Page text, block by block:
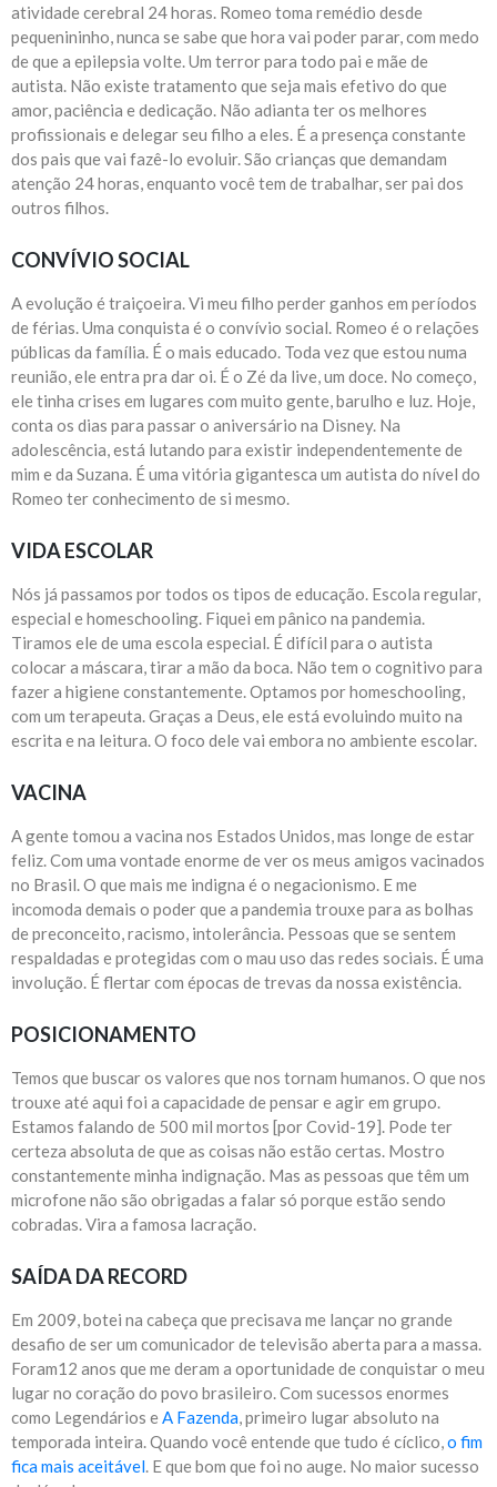
atividade cerebral 24 horas. Romeo toma remédio desde
pequenininho, nunca se sabe que hora vai poder parar, com medo
de que a epilepsia volte. Um terror para todo pai e mãe de
autista. Não existe tratamento que seja mais efetivo do que
amor, paciência e dedicação. Não adianta ter os melhores
profissionais e delegar seu filho a eles. É a presença constante
dos pais que vai fazê-lo evoluir. São crianças que demandam
atenção 24 horas, enquanto você tem de trabalhar, ser pai dos
outros filhos.
CONVÍVIO SOCIAL
A evolução é traiçoeira. Vi meu filho perder ganhos em períodos
de férias. Uma conquista é o convívio social. Romeo é o relações
públicas da família. É o mais educado. Toda vez que estou numa
reunião, ele entra pra dar oi. É o Zé da live, um doce. No começo,
ele tinha crises em lugares com muito gente, barulho e luz. Hoje,
conta os dias para passar o aniversário na Disney. Na
adolescência, está lutando para existir independentemente de
mim e da Suzana. É uma vitória gigantesca um autista do nível do
Romeo ter conhecimento de si mesmo.
VIDA ESCOLAR
Nós já passamos por todos os tipos de educação. Escola regular,
especial e homeschooling. Fiquei em pânico na pandemia.
Tiramos ele de uma escola especial. É difícil para o autista
colocar a máscara, tirar a mão da boca. Não tem o cognitivo para
fazer a higiene constantemente. Optamos por homeschooling,
com um terapeuta. Graças a Deus, ele está evoluindo muito na
escrita e na leitura. O foco dele vai embora no ambiente escolar.
VACINA
A gente tomou a vacina nos Estados Unidos, mas longe de estar
feliz. Com uma vontade enorme de ver os meus amigos vacinados
no Brasil. O que mais me indigna é o negacionismo. E me
incomoda demais o poder que a pandemia trouxe para as bolhas
de preconceito, racismo, intolerância. Pessoas que se sentem
respaldadas e protegidas com o mau uso das redes sociais. É uma
involução. É flertar com épocas de trevas da nossa existência.
POSICIONAMENTO
Temos que buscar os valores que nos tornam humanos. O que nos
trouxe até aqui foi a capacidade de pensar e agir em grupo.
Estamos falando de 500 mil mortos [por Covid-19]. Pode ter
certeza absoluta de que as coisas não estão certas. Mostro
constantemente minha indignação. Mas as pessoas que têm um
microfone não são obrigadas a falar só porque estão sendo
cobradas. Vira a famosa lacração.
SAÍDA DA RECORD
Em 2009, botei na cabeça que precisava me lançar no grande
desafio de ser um comunicador de televisão aberta para a massa.
Foram12 anos que me deram a oportunidade de conquistar o meu
lugar no coração do povo brasileiro. Com sucessos enormes
como Legendários eA Fazenda, primeiro lugar absoluto na
temporada inteira. Quando você entende que tudo é cíclico,o fim
fica mais aceitável. E que bom que foi no auge. No maior sucesso